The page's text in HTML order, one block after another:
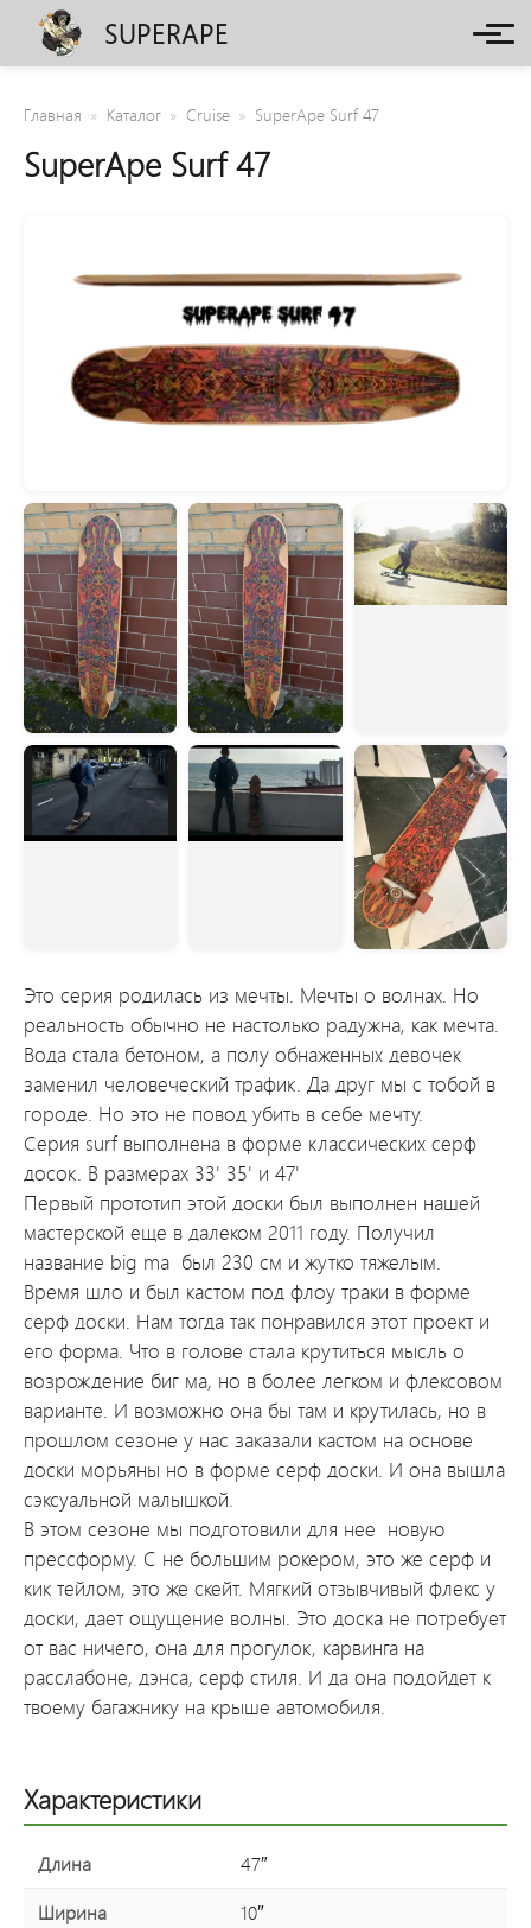
SUPERAPE
Главная Каталог Cruise SuperApe Surf 47
SuperApe Surf 47
Это серия родилась из мечты. Мечты о волнах. Но
реальность обычно не настолько радужна, как мечта.
Вода стала бетоном, а полу обнаженных девочек
заменил человеческий трафик. Да друг мы с тобой в
городе. Но это не повод убить в себе мечту.
Серия surf выполнена в форме классических серф
досок. В размерах 33' 35' и 47'
Первый прототип этой доски был выполнен нашей
мастерской еще в далеком 2011 году. Получил
название big ma был 230 см и жутко тяжелым.
Время шло и был кастом под флоу траки в форме
серф доски. Нам тогда так понравился этот проект и
его форма. Что в голове стала крутиться мысль о
возрождение биг ма, но в более легком и флексовом
варианте. И возможно она бы там и крутилась, но в
прошлом сезоне у нас заказали кастом на основе
доски морьяны но в форме серф доски. И она вышла
сэксуальной малышкой.
В этом сезоне мы подготовили для нее новую
прессформу. С не большим рокером, это же серф и
кик тейлом, это же скейт. Мягкий отзывчивый флекс у
доски, дает ощущение волны. Это доска не потребует
от вас ничего, она для прогулок, карвинга на
расслабоне, дэнса, серф стиля. И да она подойдет к
твоему багажнику на крыше автомобиля.
Характеристики
Длина
47″
Ширина
10″